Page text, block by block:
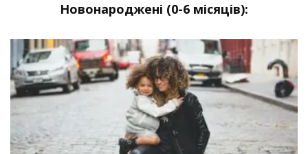
Новонароджені (0-6 місяців):